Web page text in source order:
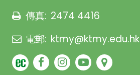
傳真: 2474 4416
電郵: ktmy@ktmy.edu.hk